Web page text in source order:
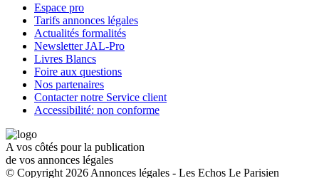
Espace pro
Tarifs annonces légales
Actualités formalités
Newsletter JAL-Pro
Livres Blancs
Foire aux questions
Nos partenaires
Contacter notre Service client
Accessibilité: non conforme
A vos côtés pour la publication
de vos annonces légales
© Copyright 2026 Annonces légales - Les Echos Le Parisien